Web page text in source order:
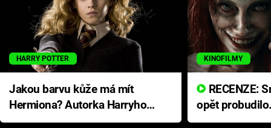
HARRY POTTER
Jakou barvu kůže má mít
Hermiona? Autorka Harryho
Pottera přišla s ráznou
KINOFILMY
opět
přichází s